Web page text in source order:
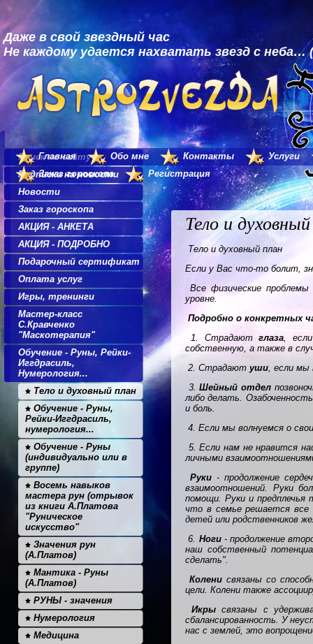
Даже в свой звездный час
Не каждому удается нахватать звезд с неба…
Главная Обо мне Контакты
Услуги
Заказ гороскопа
Регистрация
Поиск по сайту
Подписка на новости
Новости
Заказ гороскопа
АКЦИЯ - АНКЕТА
АКЦИЯ - ПОДРОБНО
Подарочный сертификат
Оплата услуг
Игры, тренинги
Мастер-класс
С.Кравченко
"Маскотерапия"
Обучение - Руны, Рейки-
Иггдрасиль,
Нумерология...
Тело и духовный план
Обучение - Руны,
Рейки-Иггдрасиль,
нумерология...
Обучение - Руны
(индивидуально или в
группе)
Восемь навыков
мастера рун (отрывок
из книги А.Платова
"Руническое
искусство"
Значения рун
(А.Платов)
Мантика - Руны
(А.Платов)
РУНЫ - значения
Нумерология
Медицина
Тело и
Тело и духовный план
Если у Вас что-то болит,
Все физические
уровне.
Подробно о конкретных
1. Страдаютглаза,
собственную, а также в
2. Страдают уши, если мы
3.Шейный отдел
либо делать.
и боль.
4. Если мы волнуемся о
5. Если нам не нравится
личными
Руки - продолжение
взаимоотношений. Руки
помощи. Руки и
что в семье решается
детей или родственников
6. Ноги- продолжение
наш собственный
сделать".
Коленисвязаны со
цели. Колени также
Икрысвязаны с
сбалансированность. У
нас с землей, это